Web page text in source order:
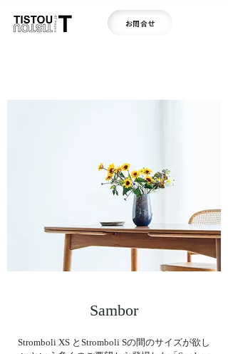
お問合せ
Sambor
Stromboli XS とStromboli Sの間のサイズが欲し